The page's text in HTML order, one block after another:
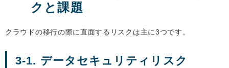
クと課題
クラウドの移行の際に直面するリスクは主に3つです。
3-1. データセキュリティリスク